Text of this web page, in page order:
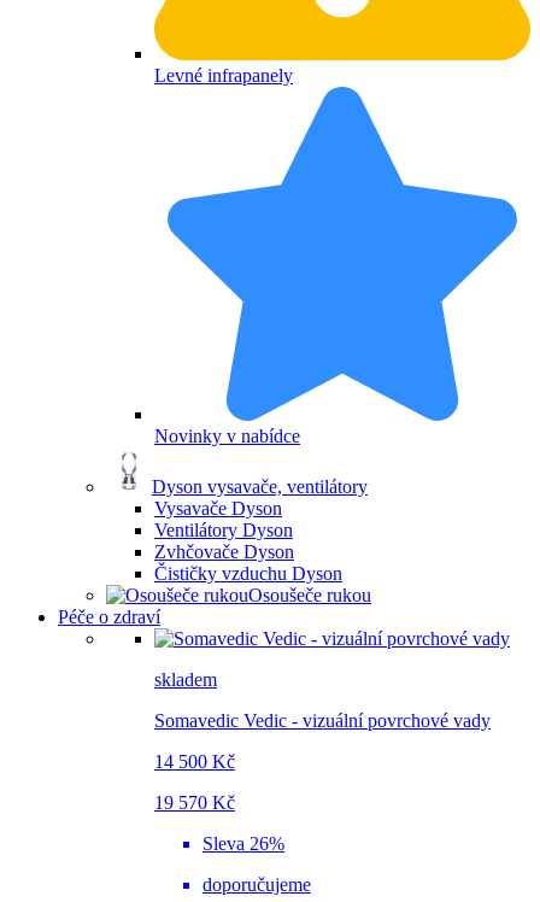
Levné infrapanely
Novinky v nabídce
Dyson vysavače, ventilátory
Vysavače Dyson
Ventilátory Dyson
Zvhčovače Dyson
Čističky vzduchu Dyson
Osoušeče rukou
Péče o zdraví
skladem
Somavedic Vedic - vizuální povrchové vady
14 500 Kč
19 570 Kč
Sleva 26%
doporučujeme